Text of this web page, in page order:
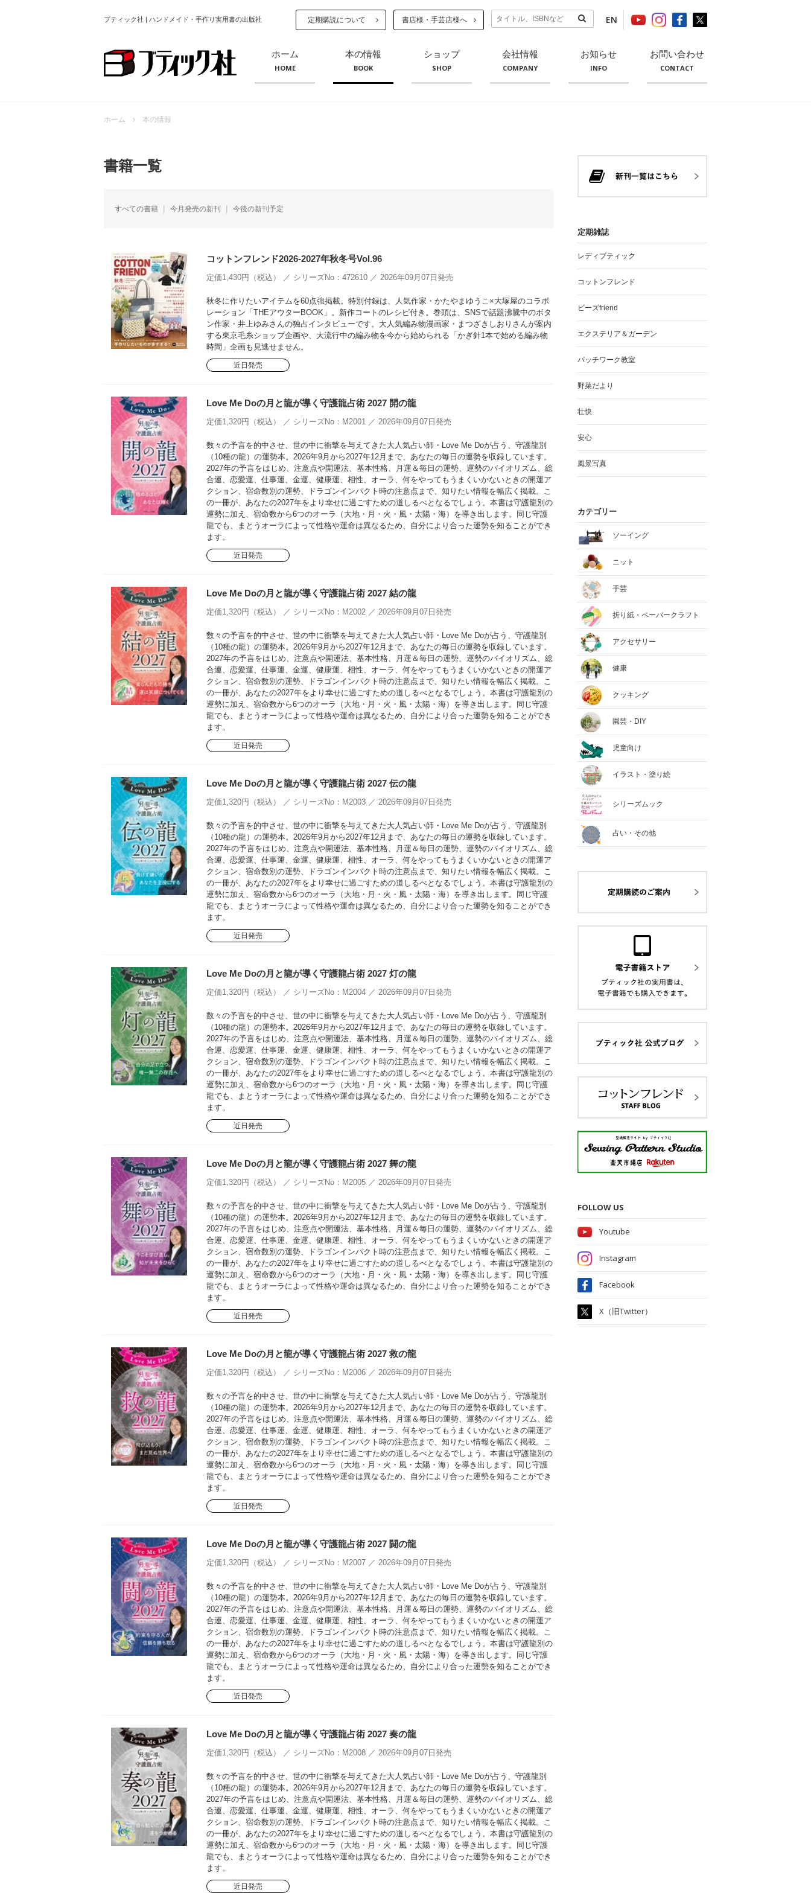
ブティック社 | ハンドメイド・手作り実用書の出版社 定期購読について 書店様・手芸店様へ EN
ホーム
HOME
本の情報
BOOK
ショップ
SHOP
会社情報
COMPANY
お知らせ
INFO
お問い合わせ
CONTACT
ホーム 本の情報
書籍一覧
すべての書籍 今月発売の新刊 今後の新刊予定
コットンフレンド2026-2027年秋冬号Vol.96
定価1,430円（税込） ／ シリーズNo：472610 ／ 2026年09月07日発売
秋冬に作りたいアイテムを60点強掲載。特別付録は、人気作家・かたやまゆうこ×大塚屋のコラボ
レーション「THEアウターBOOK」。新作コートのレシピ付き。巻頭は、SNSで話題沸騰中のボタ
ン作家・井上ゆみさんの独占インタビューです。大人気編み物漫画家・まつざきしおりさんが案内
する東京毛糸ショップ企画や、大流行中の編み物を今から始められる「かぎ針1本で始める編み物
時間」企画も見逃せません。
近日発売
Love Me Doの月と龍が導く守護龍占術 2027 開の龍
定価1,320円（税込） ／ シリーズNo：M2001 ／ 2026年09月07日発売
数々の予言を的中させ、世の中に衝撃を与えてきた大人気占い師・Love Me Doが占う、守護龍別
（10種の龍）の運勢本。2026年9月から2027年12月まで、あなたの毎日の運勢を収録しています。
2027年の予言をはじめ、注意点や開運法、基本性格、月運＆毎日の運勢、運勢のバイオリズム、総
合運、恋愛運、仕事運、金運、健康運、相性、オーラ、何をやってもうまくいかないときの開運ア
クション、宿命数別の運勢、ドラゴンインパクト時の注意点まで、知りたい情報を幅広く掲載。こ
の一冊が、あなたの2027年をより幸せに過ごすための道しるべとなるでしょう。本書は守護龍別の
運勢に加え、宿命数から6つのオーラ（大地・月・火・風・太陽・海）を導き出します。同じ守護
龍でも、まとうオーラによって性格や運命は異なるため、自分により合った運勢を知ることができ
ます。
近日発売
Love Me Doの月と龍が導く守護龍占術 2027 結の龍
定価1,320円（税込） ／ シリーズNo：M2002 ／ 2026年09月07日発売
数々の予言を的中させ、世の中に衝撃を与えてきた大人気占い師・Love Me Doが占う、守護龍別
（10種の龍）の運勢本。2026年9月から2027年12月まで、あなたの毎日の運勢を収録しています。
2027年の予言をはじめ、注意点や開運法、基本性格、月運＆毎日の運勢、運勢のバイオリズム、総
合運、恋愛運、仕事運、金運、健康運、相性、オーラ、何をやってもうまくいかないときの開運ア
クション、宿命数別の運勢、ドラゴンインパクト時の注意点まで、知りたい情報を幅広く掲載。こ
の一冊が、あなたの2027年をより幸せに過ごすための道しるべとなるでしょう。本書は守護龍別の
運勢に加え、宿命数から6つのオーラ（大地・月・火・風・太陽・海）を導き出します。同じ守護
龍でも、まとうオーラによって性格や運命は異なるため、自分により合った運勢を知ることができ
ます。
近日発売
Love Me Doの月と龍が導く守護龍占術 2027 伝の龍
定価1,320円（税込） ／ シリーズNo：M2003 ／ 2026年09月07日発売
数々の予言を的中させ、世の中に衝撃を与えてきた大人気占い師・Love Me Doが占う、守護龍別
（10種の龍）の運勢本。2026年9月から2027年12月まで、あなたの毎日の運勢を収録しています。
2027年の予言をはじめ、注意点や開運法、基本性格、月運＆毎日の運勢、運勢のバイオリズム、総
合運、恋愛運、仕事運、金運、健康運、相性、オーラ、何をやってもうまくいかないときの開運ア
クション、宿命数別の運勢、ドラゴンインパクト時の注意点まで、知りたい情報を幅広く掲載。こ
の一冊が、あなたの2027年をより幸せに過ごすための道しるべとなるでしょう。本書は守護龍別の
運勢に加え、宿命数から6つのオーラ（大地・月・火・風・太陽・海）を導き出します。同じ守護
龍でも、まとうオーラによって性格や運命は異なるため、自分により合った運勢を知ることができ
ます。
近日発売
Love Me Doの月と龍が導く守護龍占術 2027 灯の龍
定価1,320円（税込） ／ シリーズNo：M2004 ／ 2026年09月07日発売
数々の予言を的中させ、世の中に衝撃を与えてきた大人気占い師・Love Me Doが占う、守護龍別
（10種の龍）の運勢本。2026年9月から2027年12月まで、あなたの毎日の運勢を収録しています。
2027年の予言をはじめ、注意点や開運法、基本性格、月運＆毎日の運勢、運勢のバイオリズム、総
合運、恋愛運、仕事運、金運、健康運、相性、オーラ、何をやってもうまくいかないときの開運ア
クション、宿命数別の運勢、ドラゴンインパクト時の注意点まで、知りたい情報を幅広く掲載。こ
の一冊が、あなたの2027年をより幸せに過ごすための道しるべとなるでしょう。本書は守護龍別の
運勢に加え、宿命数から6つのオーラ（大地・月・火・風・太陽・海）を導き出します。同じ守護
龍でも、まとうオーラによって性格や運命は異なるため、自分により合った運勢を知ることができ
ます。
近日発売
Love Me Doの月と龍が導く守護龍占術 2027 舞の龍
定価1,320円（税込） ／ シリーズNo：M2005 ／ 2026年09月07日発売
数々の予言を的中させ、世の中に衝撃を与えてきた大人気占い師・Love Me Doが占う、守護龍別
（10種の龍）の運勢本。2026年9月から2027年12月まで、あなたの毎日の運勢を収録しています。
2027年の予言をはじめ、注意点や開運法、基本性格、月運＆毎日の運勢、運勢のバイオリズム、総
合運、恋愛運、仕事運、金運、健康運、相性、オーラ、何をやってもうまくいかないときの開運ア
クション、宿命数別の運勢、ドラゴンインパクト時の注意点まで、知りたい情報を幅広く掲載。こ
の一冊が、あなたの2027年をより幸せに過ごすための道しるべとなるでしょう。本書は守護龍別の
運勢に加え、宿命数から6つのオーラ（大地・月・火・風・太陽・海）を導き出します。同じ守護
龍でも、まとうオーラによって性格や運命は異なるため、自分により合った運勢を知ることができ
ます。
近日発売
Love Me Doの月と龍が導く守護龍占術 2027 救の龍
定価1,320円（税込） ／ シリーズNo：M2006 ／ 2026年09月07日発売
数々の予言を的中させ、世の中に衝撃を与えてきた大人気占い師・Love Me Doが占う、守護龍別
（10種の龍）の運勢本。2026年9月から2027年12月まで、あなたの毎日の運勢を収録しています。
2027年の予言をはじめ、注意点や開運法、基本性格、月運＆毎日の運勢、運勢のバイオリズム、総
合運、恋愛運、仕事運、金運、健康運、相性、オーラ、何をやってもうまくいかないときの開運ア
クション、宿命数別の運勢、ドラゴンインパクト時の注意点まで、知りたい情報を幅広く掲載。こ
の一冊が、あなたの2027年をより幸せに過ごすための道しるべとなるでしょう。本書は守護龍別の
運勢に加え、宿命数から6つのオーラ（大地・月・火・風・太陽・海）を導き出します。同じ守護
龍でも、まとうオーラによって性格や運命は異なるため、自分により合った運勢を知ることができ
ます。
近日発売
Love Me Doの月と龍が導く守護龍占術 2027 闘の龍
定価1,320円（税込） ／ シリーズNo：M2007 ／ 2026年09月07日発売
数々の予言を的中させ、世の中に衝撃を与えてきた大人気占い師・Love Me Doが占う、守護龍別
（10種の龍）の運勢本。2026年9月から2027年12月まで、あなたの毎日の運勢を収録しています。
2027年の予言をはじめ、注意点や開運法、基本性格、月運＆毎日の運勢、運勢のバイオリズム、総
合運、恋愛運、仕事運、金運、健康運、相性、オーラ、何をやってもうまくいかないときの開運ア
クション、宿命数別の運勢、ドラゴンインパクト時の注意点まで、知りたい情報を幅広く掲載。こ
の一冊が、あなたの2027年をより幸せに過ごすための道しるべとなるでしょう。本書は守護龍別の
運勢に加え、宿命数から6つのオーラ（大地・月・火・風・太陽・海）を導き出します。同じ守護
龍でも、まとうオーラによって性格や運命は異なるため、自分により合った運勢を知ることができ
ます。
近日発売
Love Me Doの月と龍が導く守護龍占術 2027 奏の龍
定価1,320円（税込） ／ シリーズNo：M2008 ／ 2026年09月07日発売
数々の予言を的中させ、世の中に衝撃を与えてきた大人気占い師・Love Me Doが占う、守護龍別
（10種の龍）の運勢本。2026年9月から2027年12月まで、あなたの毎日の運勢を収録しています。
2027年の予言をはじめ、注意点や開運法、基本性格、月運＆毎日の運勢、運勢のバイオリズム、総
合運、恋愛運、仕事運、金運、健康運、相性、オーラ、何をやってもうまくいかないときの開運ア
クション、宿命数別の運勢、ドラゴンインパクト時の注意点まで、知りたい情報を幅広く掲載。こ
の一冊が、あなたの2027年をより幸せに過ごすための道しるべとなるでしょう。本書は守護龍別の
運勢に加え、宿命数から6つのオーラ（大地・月・火・風・太陽・海）を導き出します。同じ守護
龍でも、まとうオーラによって性格や運命は異なるため、自分により合った運勢を知ることができ
ます。
近日発売
定期雑誌
レディブティック
コットンフレンド
ビーズfriend
エクステリア＆ガーデン
パッチワーク教室
野菜だより
壮快
安心
風景写真
カテゴリー
ソーイング
ニット
手芸
折り紙・ペーパークラフト
アクセサリー
健康
クッキング
園芸・DIY
児童向け
イラスト・塗り絵
シリーズムック
占い・その他
FOLLOW US
Youtube
Instagram
Facebook
X（旧Twitter）